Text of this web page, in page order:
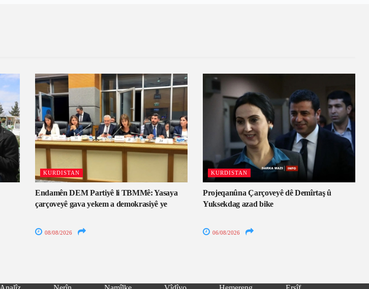
KURDISTAN
Endamên DEM Partiyê li TBMMê: Yasaya
çarçoveyê gava yekem a demokrasiyê ye
08/08/2026
KURDISTAN
Projeqanûna Çarçoveyê dê Demîrtaş û
Yuksekdag azad bike
06/08/2026